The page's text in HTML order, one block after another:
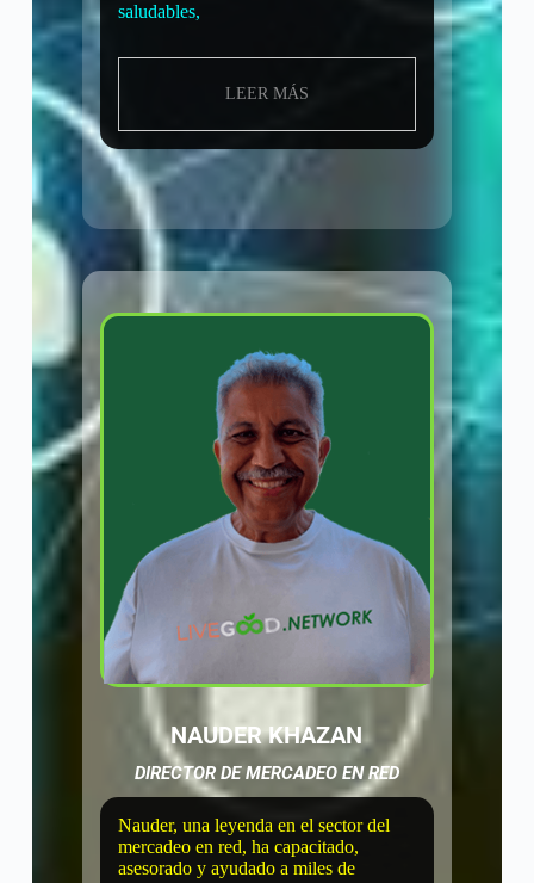
saludables,
LEER MÁS
NAUDER KHAZAN
DIRECTOR DE MERCADEO EN RED
Nauder, una leyenda en el sector del
mercadeo en red, ha capacitado,
asesorado y ayudado a miles de